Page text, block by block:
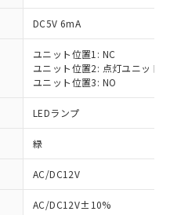
DC5V 6mA
ユニット位置1: NC
ユニット位置2: 点灯ユニット
ユニット位置3: NO
LEDランプ
緑
AC/DC12V
AC/DC12V±10%